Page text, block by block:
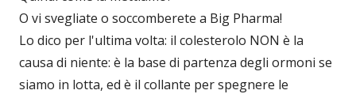
O vi svegliate o soccomberete a Big Pharma!
Lo dico per l'ultima volta: il colesterolo NON è la
causa di niente: è la base di partenza degli ormoni se
siamo in lotta, ed è il collante per spegnere le